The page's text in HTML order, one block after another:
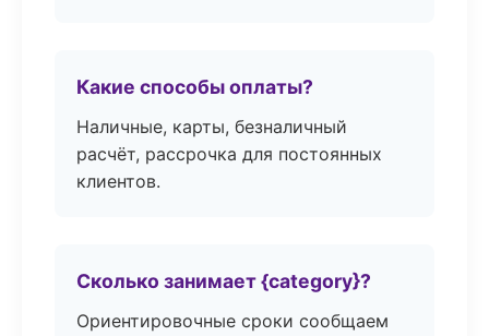
Какие способы оплаты?
Наличные, карты, безналичный
расчёт, рассрочка для постоянных
клиентов.
Сколько занимает {category}?
Ориентировочные сроки сообщаем